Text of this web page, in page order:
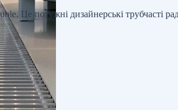
Це потужні дизайнерські трубчасті